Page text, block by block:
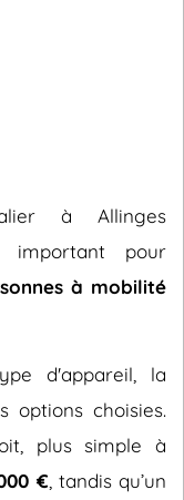
à Allinges
important pour
à mobilité
d'appareil, la
options choisies.
plus simple à
€ , tandis qu’un